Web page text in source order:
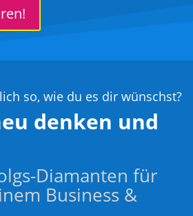
so, wie du es dir wünschst?
denken und
Diamanten für
Business &